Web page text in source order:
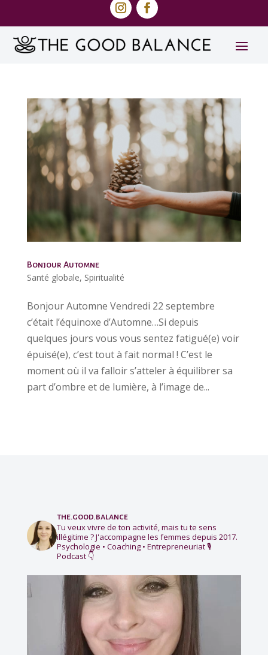
Bonjour Automne
Santé globale, Spiritualité
Bonjour Automne Vendredi 22 septembre
c’était l’équinoxe d’Automne…Si depuis
quelques jours vous vous sentez fatigué(e) voir
épuisé(e), c’est tout à fait normal ! C’est le
moment où il va falloir s’atteler à équilibrer sa
part d’ombre et de lumière, à l’image de...
the.good.balance
Tu veux vivre de ton activité, mais tu te sens
illégitime ?J'accompagne les femmes depuis 2017.
Psychologie • Coaching • Entrepreneuriat🎙️
Podcast 👇